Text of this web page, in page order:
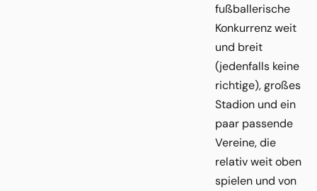
fußballerische
Konkurrenz weit
und breit
(jedenfalls keine
richtige), großes
Stadion und ein
paar passende
Vereine, die
relativ weit oben
spielen und von